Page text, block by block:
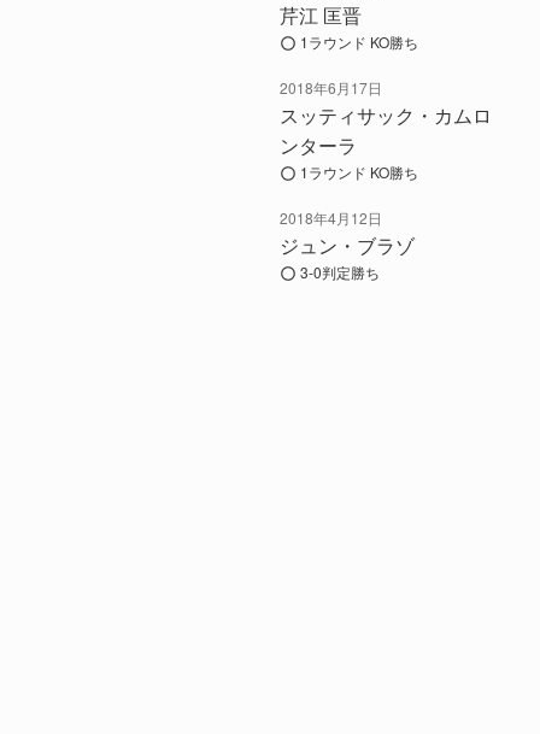
芹江 匡晋
1ラウンド KO勝ち
2018年6月17日
スッティサック・カムロ
ンターラ
1ラウンド KO勝ち
2018年4月12日
ジュン・ブラゾ
3-0判定勝ち